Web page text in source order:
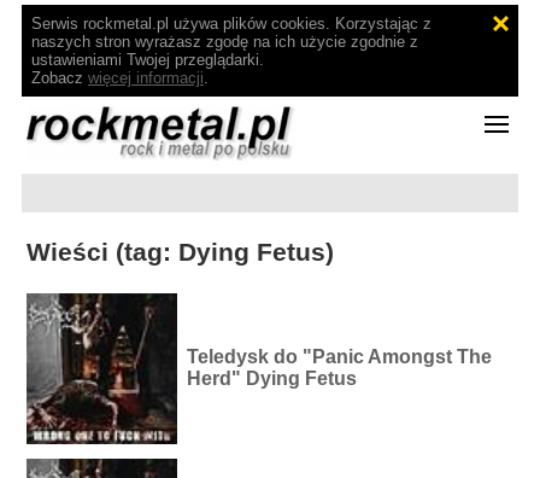
Serwis rockmetal.pl używa plików cookies. Korzystając z
naszych stron wyrażasz zgodę na ich użycie zgodnie z
ustawieniami Twojej przeglądarki.
Zobacz więcej informacji.
Wieści (tag: Dying Fetus)
Teledysk do "Panic Amongst The
Herd" Dying Fetus